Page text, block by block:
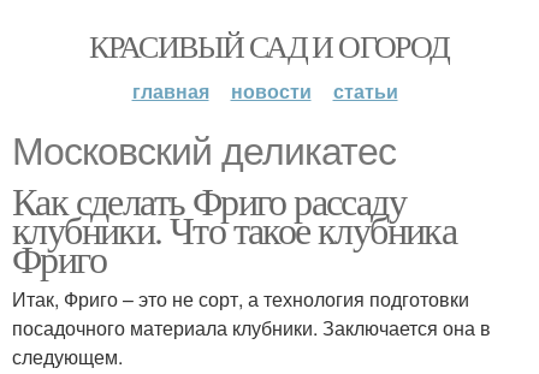
КРАСИВЫЙ САД И ОГОРОД
главная новости статьи
Московский деликатес
Как сделать Фриго рассаду
клубники. Что такое клубника
Фриго
Итак, Фриго – это не сорт, а технология подготовки
посадочного материала клубники. Заключается она в
следующем.